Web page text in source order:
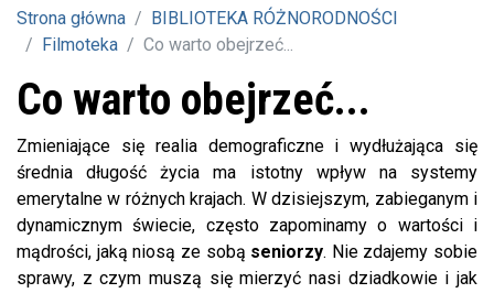
Strona główna
BIBLIOTEKA RÓŻNORODNOŚCI
Filmoteka
Co warto obejrzeć...
Co warto obejrzeć...
Zmieniające się realia demograficzne i wydłużająca się
średnia długość życia ma istotny wpływ na systemy
emerytalne w różnych krajach. W dzisiejszym, zabieganym i
dynamicznym świecie, często zapominamy o wartości i
mądrości, jaką niosą ze sobą seniorzy. Nie zdajemy sobie
sprawy, z czym muszą się mierzyć nasi dziadkowie i jak